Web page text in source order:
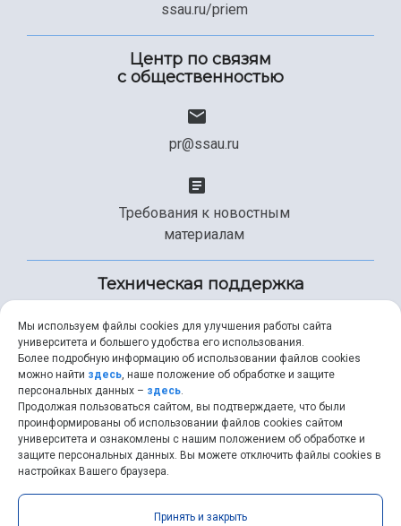
ssau.ru/priem
Центр по связям
с общественностью
pr@ssau.ru
Требования к новостным
материалам
Техническая поддержка
+7 (846) 267-49-99
help@ssau.ru
Самарский университет © 2026 |ssau.ru
Мы используем файлы cookies для улучшения работы сайта
университета и большего удобства его использования.
Более подробную информацию об использовании файлов cookies
можно найти здесь, наше положение об обработке и защите
персональных данных – здесь.
Продолжая пользоваться сайтом, вы подтверждаете, что были
проинформированы об использовании файлов cookies сайтом
университета и ознакомлены с нашим положением об обработке и
защите персональных данных. Вы можете отключить файлы cookies в
настройках Вашего браузера.
Принять и закрыть